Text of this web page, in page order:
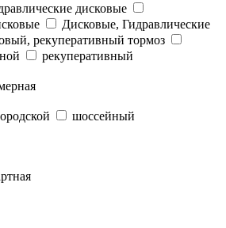
дисковые
Дисковые, Гидравлические
рекуперативный тормоз
рекуперативный
шоссейный